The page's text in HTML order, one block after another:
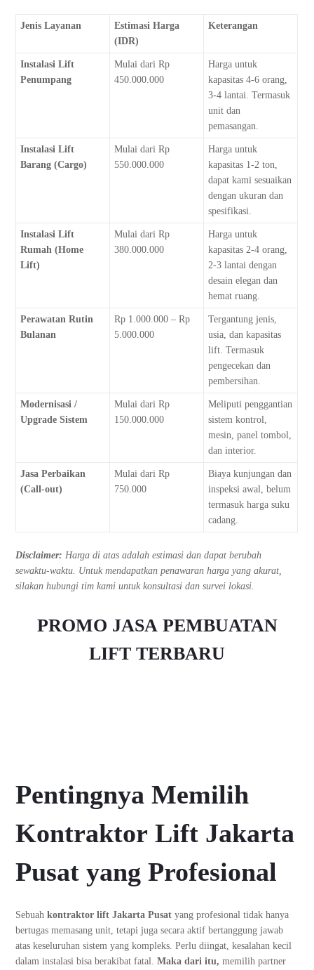
Jenis Layanan
Estimasi Harga
(IDR)
Keterangan
Instalasi Lift
Penumpang
Mulai dari Rp
450.000.000
Harga untuk
kapasitas 4-6 orang,
3-4 lantai. Termasuk
unit dan
pemasangan.
Instalasi Lift
Barang (Cargo)
Mulai dari Rp
550.000.000
Harga untuk
kapasitas 1-2 ton,
dapat kami sesuaikan
dengan ukuran dan
spesifikasi.
Instalasi Lift
Rumah (Home
Lift)
Mulai dari Rp
380.000.000
Harga untuk
kapasitas 2-4 orang,
2-3 lantai dengan
desain elegan dan
hemat ruang.
Perawatan Rutin
Bulanan
Rp 1.000.000 – Rp
5.000.000
Tergantung jenis,
usia, dan kapasitas
lift. Termasuk
pengecekan dan
pembersihan.
Modernisasi /
Upgrade Sistem
Mulai dari Rp
150.000.000
Meliputi penggantian
sistem kontrol,
mesin, panel tombol,
dan interior.
Jasa Perbaikan
(Call-out)
Mulai dari Rp
750.000
Biaya kunjungan dan
inspeksi awal, belum
termasuk harga suku
cadang.
Disclaimer: Harga di atas adalah estimasi dan dapat berubah
sewaktu-waktu. Untuk mendapatkan penawaran harga yang akurat,
silakan hubungi tim kami untuk konsultasi dan survei lokasi.
PROMO JASA PEMBUATAN
LIFT TERBARU
Pentingnya Memilih
Kontraktor Lift Jakarta
Pusat yang Profesional
Sebuahkontraktor lift Jakarta Pusatyang profesional tidak hanya
bertugas memasang unit, tetapi juga secara aktif bertanggung jawab
atas keseluruhan sistem yang kompleks. Perlu diingat, kesalahan kecil
dalam instalasi bisa berakibat fatal.Maka dari itu, memilih partner